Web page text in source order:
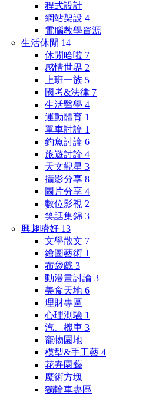
程式設計
網站架設 4
電腦教學資源
生活休閒 14
休閒哈啦 7
感情世界 2
上班一族 5
國考&法律 7
生活醫學 4
運動體育 1
單車討論 1
釣魚討論 6
旅遊討論 4
天文觀星 3
攝影分享 8
圖片分享 4
數位影視 2
笑話集錦 3
興趣嗜好 13
文學散文 7
繪圖藝術 1
布袋戲 3
動漫畫討論 3
美食天地 6
理財專區
心理測驗 1
汽、機車 3
寵物園地
模型&手工藝 4
花卉園藝
魔術方塊
獨輪車專區